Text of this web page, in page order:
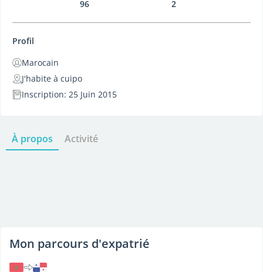
96
2
Profil
Marocain
J'habite à cuipo
Inscription: 25 Juin 2015
À propos Activité
Mon parcours d'expatrié